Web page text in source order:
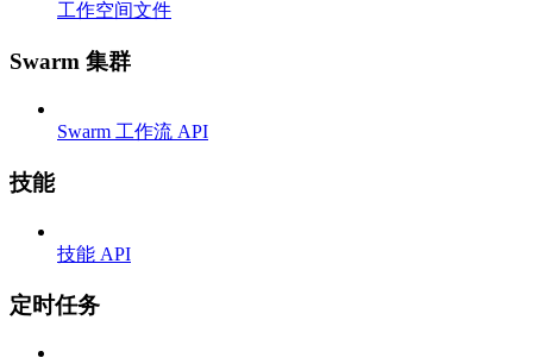
工作空间文件
Swarm 集群
Swarm 工作流 API
技能
技能 API
定时任务